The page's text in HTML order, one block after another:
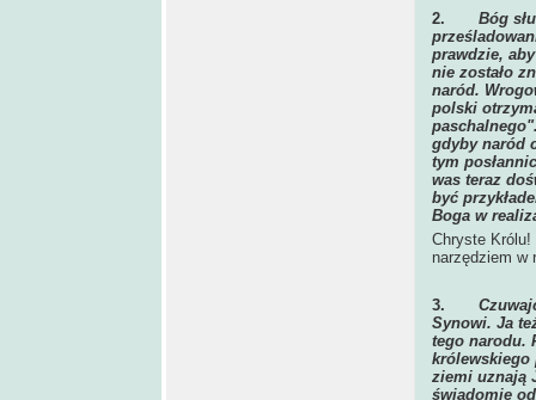
2. Bóg
prawdzie,
nie zostało
naród.
polski
gdyby naród
tym
was teraz
być
Boga w
Chryste Królu!
narzędziem w
3.
Synowi. Ja
tego narodu.
królewskiego
ziemi uznają
świadomie